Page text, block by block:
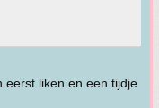
eerst liken en een tijdje